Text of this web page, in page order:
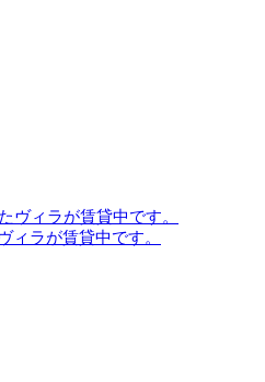
ィラが賃貸中です。